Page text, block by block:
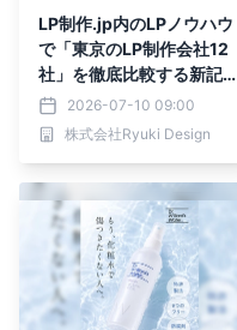
LP制作.jp内のLPノウハウ
で「東京のLP制作会社12
社」を徹底比較する新記事
を公開｜株式会社Ryuki D
esign
2026-07-10 09:00
株式会社Ryuki Design